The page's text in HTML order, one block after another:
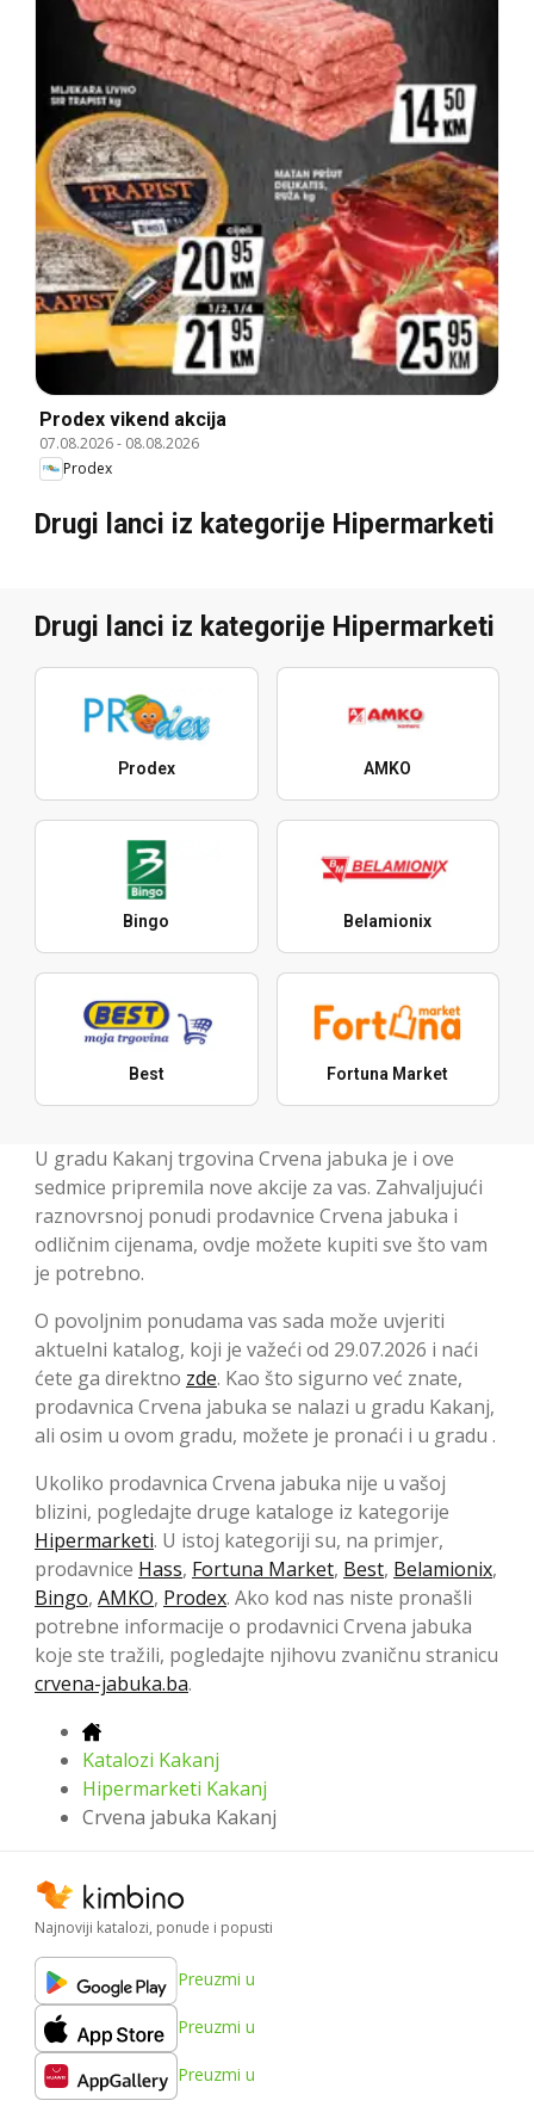
Prodex vikend akcija
07.08.2026- 08.08.2026
Prodex
Drugi lanci iz kategorije Hipermarketi
Drugi lanci iz kategorije Hipermarketi
Prodex AMKO
Bingo Belamionix
Best Fortuna Market
U gradu Kakanj trgovina Crvena jabuka je i ove
sedmice pripremila nove akcije za vas. Zahvaljujući
raznovrsnoj ponudi prodavnice Crvena jabuka i
odličnim cijenama, ovdje možete kupiti sve što vam
je potrebno.
O povoljnim ponudama vas sada može uvjeriti
aktuelni katalog, koji je važeći od 29.07.2026 i naći
ćete ga direktno zde. Kao što sigurno već znate,
prodavnica Crvena jabuka se nalazi u gradu Kakanj,
ali osim u ovom gradu, možete je pronaći i u gradu .
Ukoliko prodavnica Crvena jabuka nije u vašoj
blizini, pogledajte druge kataloge iz kategorije
Hipermarketi. U istoj kategoriji su, na primjer,
prodavnice Hass, Fortuna Market, Best, Belamionix,
Bingo, AMKO, Prodex. Ako kod nas niste pronašli
potrebne informacije o prodavnici Crvena jabuka
koje ste tražili, pogledajte njihovu zvaničnu stranicu
crvena-jabuka.ba.
Katalozi Kakanj
Hipermarketi Kakanj
Crvena jabuka Kakanj
Najnoviji katalozi, ponude i popusti
Preuzmi u
Preuzmi u
Preuzmi u